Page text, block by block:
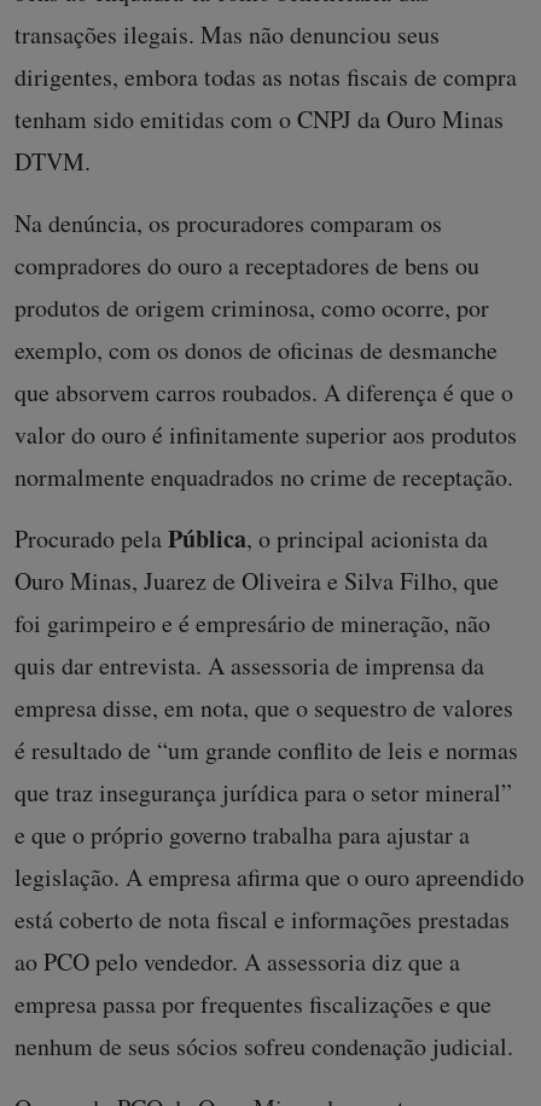
transações ilegais. Mas não denunciou seus
dirigentes, embora todas as notas fiscais de compra
tenham sido emitidas com o CNPJ da Ouro Minas
DTVM.
Na denúncia, os procuradores comparam os
compradores do ouro a receptadores de bens ou
produtos de origem criminosa, como ocorre, por
exemplo, com os donos de oficinas de desmanche
que absorvem carros roubados. A diferença é que o
valor do ouro é infinitamente superior aos produtos
normalmente enquadrados no crime de receptação.
Procurado pelaPública, o principal acionista da
Ouro Minas, Juarez de Oliveira e Silva Filho, que
foi garimpeiro e é empresário de mineração, não
quis dar entrevista. A assessoria de imprensa da
empresa disse, em nota, que o sequestro de valores
é resultado de “um grande conflito de leis e normas
que traz insegurança jurídica para o setor mineral”
e que o próprio governo trabalha para ajustar a
legislação. A empresa afirma que o ouro apreendido
está coberto de nota fiscal e informações prestadas
ao PCO pelo vendedor. A assessoria diz que a
empresa passa por frequentes fiscalizações e que
nenhum de seus sócios sofreu condenação judicial.